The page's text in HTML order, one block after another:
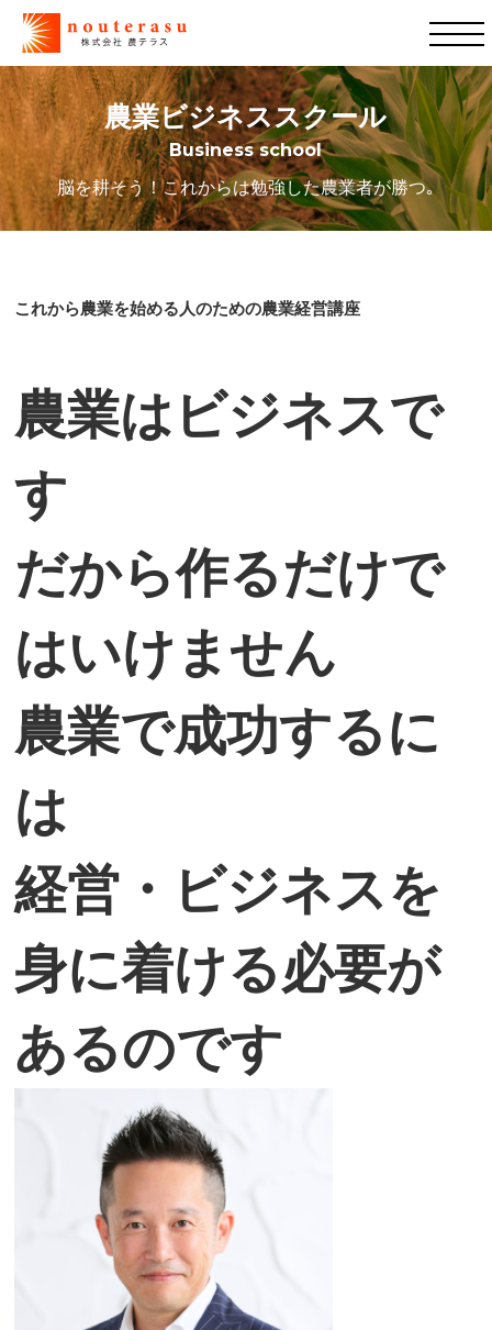
農業ビジネススクール
Business school
脳を耕そう！これからは勉強した農業者が勝つ｡
これから農業を始める人のための農業経営講座
農業はビジネスで
す
だから作るだけで
はいけません
農業で成功するに
は
経営・ビジネスを
身に着ける必要が
あるのです